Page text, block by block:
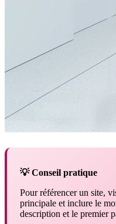
💡 Conseil pratique
Pour référencer un site,
principale et inclure le
description et le premier